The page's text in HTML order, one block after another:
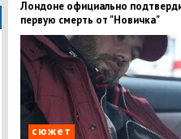
Лондоне официально
первую смерть от "Новичка"
сюжет